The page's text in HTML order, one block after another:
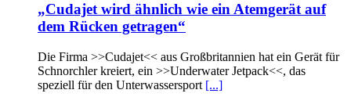
„Cudajet wird ähnlich wie ein Atemgerät auf
dem Rücken getragen“
Die Firma >>Cudajet<< aus Großbritannien hat ein Gerät für
Schnorchler kreiert, ein >>Underwater Jetpack<<, das
speziell für den Unterwassersport [...]